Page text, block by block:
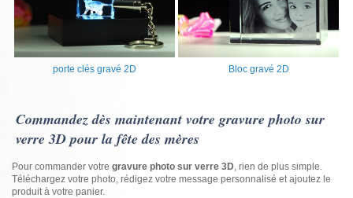
porte clés gravé 2D Bloc gravé 2D
Commandez dès maintenant votre gravure photo sur
verre 3D pour la fête des mères
Pour commander votre gravure photo sur verre 3D , rien de plus simple.
Téléchargez votre photo, rédigez votre message personnalisé et ajoutez le
produit à votre panier.